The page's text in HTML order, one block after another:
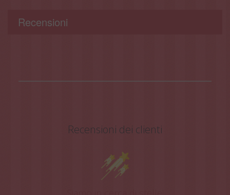
Recensioni
Recensioni dei clienti